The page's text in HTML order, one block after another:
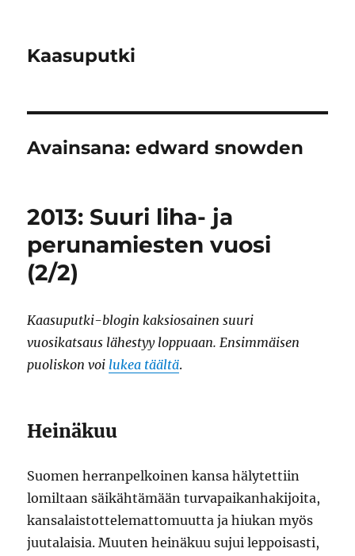
Kaasuputki
Avainsana:edward snowden
2013: Suuri liha- ja
perunamiesten vuosi
(2/2)
Kaasuputki-blogin kaksiosainen suuri
vuosikatsaus lähestyy loppuaan. Ensimmäisen
puoliskon voi lukea täältä.
Heinäkuu
Suomen herranpelkoinen kansa hälytettiin
lomiltaan säikähtämään turvapaikanhakijoita,
kansalaistottelemattomuutta ja hiukan myös
juutalaisia. Muuten heinäkuu sujui leppoisasti,